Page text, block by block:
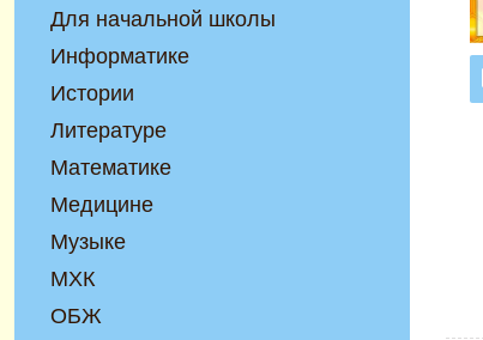
Для начальной школы
Информатике
Истории
Литературе
Математике
Медицине
Музыке
МХК
ОБЖ